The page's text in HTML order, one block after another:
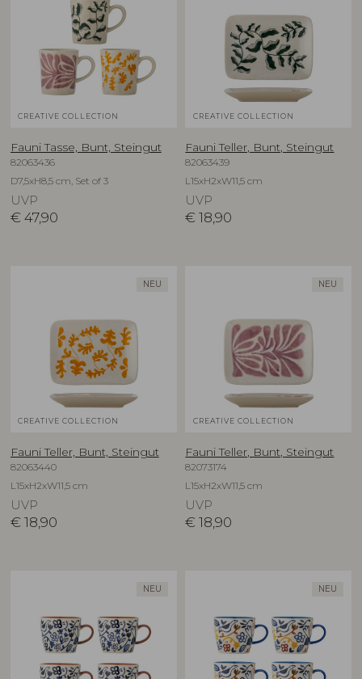
CREATIVE COLLECTION
Fauni Tasse, Bunt, Steingut
82063436
D7,5xH8,5 cm, Set of 3
UVP
€ 47,90
CREATIVE COLLECTION
Fauni Teller, Bunt, Steingut
82063439
L15xH2xW11,5 cm
UVP
€ 18,90
NEU
CREATIVE COLLECTION
Fauni Teller, Bunt, Steingut
82063440
L15xH2xW11,5 cm
UVP
€ 18,90
NEU
CREATIVE COLLECTION
Fauni Teller, Bunt, Steingut
82073174
L15xH2xW11,5 cm
UVP
€ 18,90
NEU NEU